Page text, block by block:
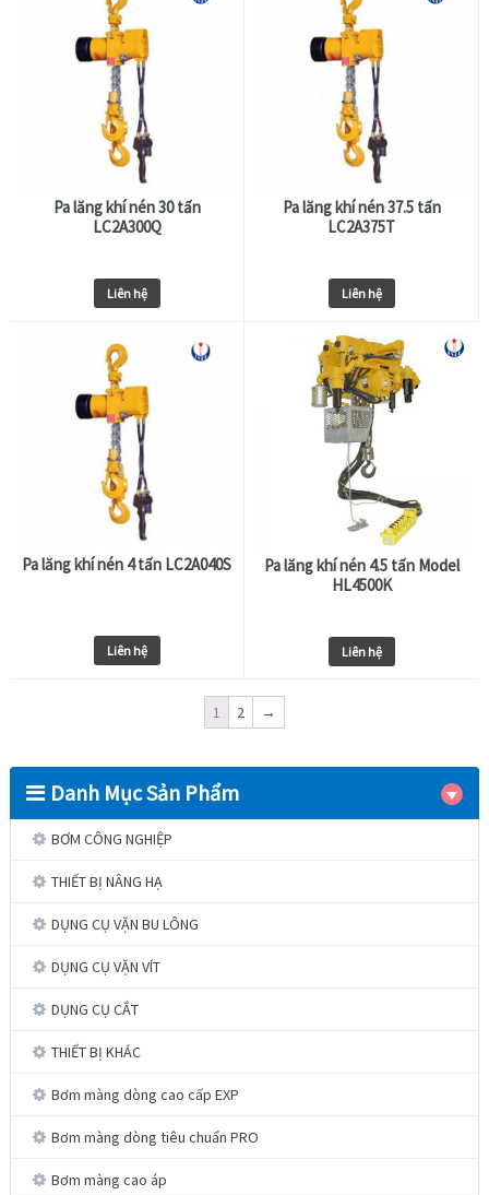
Pa lăng khí nén 30 tấn
LC2A300Q
Liên hệ
Pa lăng khí nén 37.5 tấn
LC2A375T
Liên hệ
Pa lăng khí nén 4 tấn LC2A040S
Liên hệ
Pa lăng khí nén 4.5 tấn Model
HL4500K
Liên hệ
1 2 →
Danh Mục Sản Phẩm
BƠM CÔNG NGHIỆP
THIẾT BỊ NÂNG HẠ
DỤNG CỤ VẶN BU LÔNG
DỤNG CỤ VẶN VÍT
DỤNG CỤ CẮT
THIẾT BỊ KHÁC
Bơm màng dòng cao cấp EXP
Bơm màng dòng tiêu chuẩn PRO
Bơm màng cao áp